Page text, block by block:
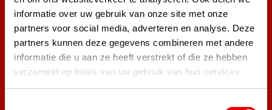
informatie over uw gebruik van onze site met onze
partners voor social media, adverteren en analyse. Deze
partners kunnen deze gegevens combineren met andere
informatie die u aan ze heeft verstrekt of die ze hebben
verzameld op basis van uw gebruik van hun services.
Melde dich für den Newsletter an und verpasse nie wieder
die besten Golfangebote!